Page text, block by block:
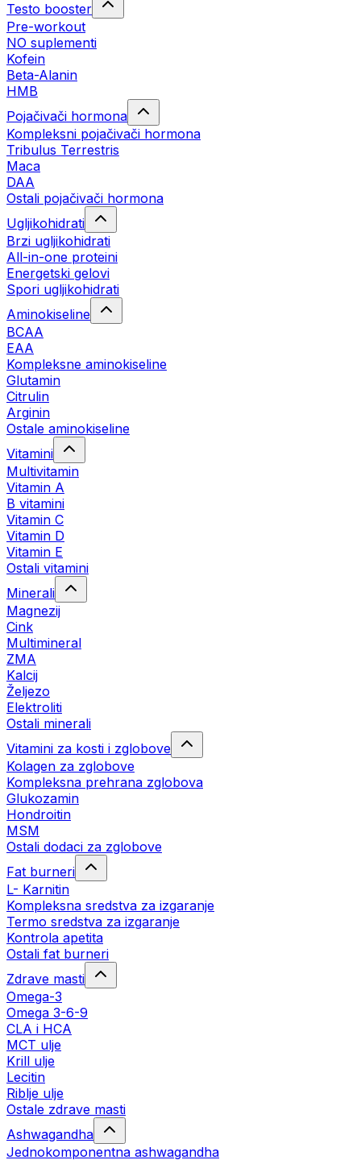
Testo booster
Pre-workout
NO suplementi
Kofein
Beta-Alanin
HMB
Pojačivači hormona
Kompleksni pojačivači hormona
Tribulus Terrestris
Maca
DAA
Ostali pojačivači hormona
Ugljikohidrati
Brzi ugljikohidrati
All-in-one proteini
Energetski gelovi
Spori ugljikohidrati
Aminokiseline
BCAA
EAA
Kompleksne aminokiseline
Glutamin
Citrulin
Arginin
Ostale aminokiseline
Vitamini
Multivitamin
Vitamin A
B vitamini
Vitamin C
Vitamin D
Vitamin E
Ostali vitamini
Minerali
Magnezij
Cink
Multimineral
ZMA
Kalcij
Željezo
Elektroliti
Ostali minerali
Vitamini za kosti i zglobove
Kolagen za zglobove
Kompleksna prehrana zglobova
Glukozamin
Hondroitin
MSM
Ostali dodaci za zglobove
Fat burneri
L- Karnitin
Kompleksna sredstva za izgaranje
Termo sredstva za izgaranje
Kontrola apetita
Ostali fat burneri
Zdrave masti
Omega-3
Omega 3-6-9
CLA i HCA
MCT ulje
Krill ulje
Lecitin
Riblje ulje
Ostale zdrave masti
Ashwagandha
Jednokomponentna ashwagandha